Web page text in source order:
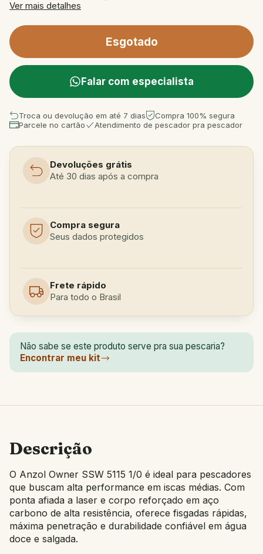
Ver mais detalhes
Falar com especialista
Troca ou devolução em até 7 dias
Compra 100% segura
Parcele no cartão
Atendimento de pescador pra pescador
Devoluções grátis
Até 30 dias após a compra
Compra segura
Seus dados protegidos
Frete rápido
Para todo o Brasil
Não sabe se este produto serve pra sua pescaria?
Encontrar meu kit
Descrição
O Anzol Owner SSW 5115 1/0 é ideal para pescadores
que buscam alta performance em iscas médias. Com
ponta afiada a laser e corpo reforçado em aço
carbono de alta resistência, oferece fisgadas rápidas,
máxima penetração e durabilidade confiável em água
doce e salgada.